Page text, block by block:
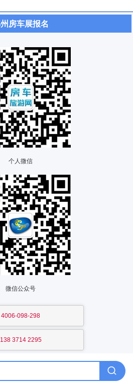
房车展报名
个人微信
微信公众号
4006-098-298
138 3714 2295